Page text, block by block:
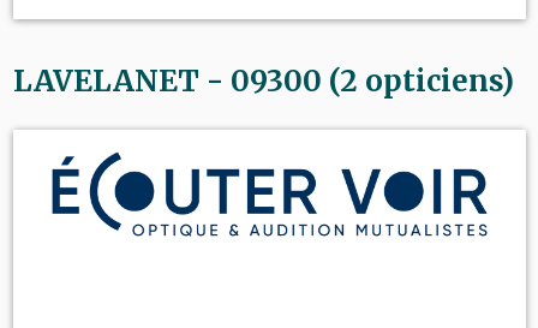
LAVELANET - 09300 (2 opticiens)